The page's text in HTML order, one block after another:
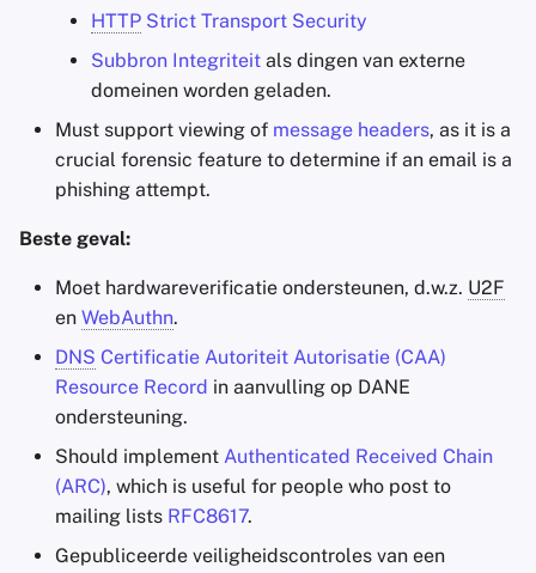
HTTP Strict Transport Security
Subbron Integriteit als dingen van externe
domeinen worden geladen.
Must support viewing of message headers, as it is a
crucial forensic feature to determine if an email is a
phishing attempt.
Beste geval:
Moet hardwareverificatie ondersteunen, d.w.z. U2F
en WebAuthn.
DNS Certificatie Autoriteit Autorisatie (CAA)
Resource Record in aanvulling op DANE
ondersteuning.
Should implement Authenticated Received Chain
(ARC), which is useful for people who post to
mailing lists RFC8617.
Gepubliceerde veiligheidscontroles van een